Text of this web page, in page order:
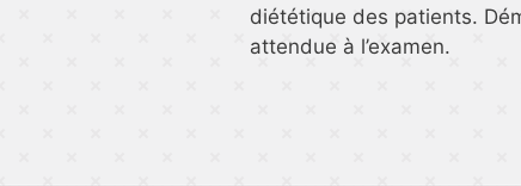
diététique des patients.
attendue à l’examen.